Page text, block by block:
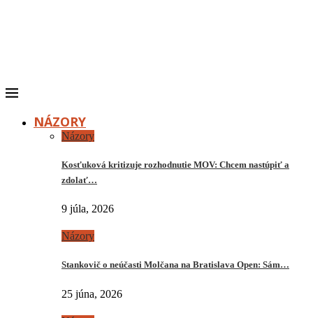
NÁZORY
Názory
Kosťuková kritizuje rozhodnutie MOV: Chcem nastúpiť a
zdolať…
9 júla, 2026
Názory
Stankovič o neúčasti Molčana na Bratislava Open: Sám…
25 júna, 2026